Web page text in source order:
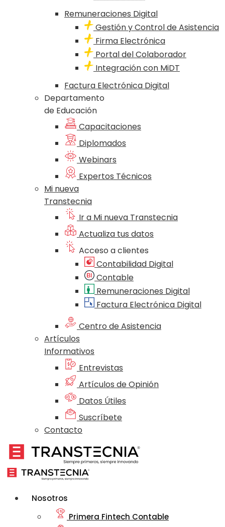
Remuneraciones Digital
Gestión y Control de Asistencia
Firma Electrónica
Portal del Colaborador
Integración con MiDT
Factura Electrónica Digital
Departamento
de Educación
Capacitaciones
Diplomados
Webinars
Expertos Técnicos
Mi nueva
Transtecnia
Ir a Mi nueva Transtecnia
Actualiza tus datos
Acceso a clientes
Contabilidad Digital
Contable
Remuneraciones Digital
Factura Electrónica Digital
Centro de Asistencia
Artículos
Informativos
Entrevistas
Artículos de Opinión
Datos Útiles
Suscríbete
Contacto
Nosotros
Primera Fintech Contable